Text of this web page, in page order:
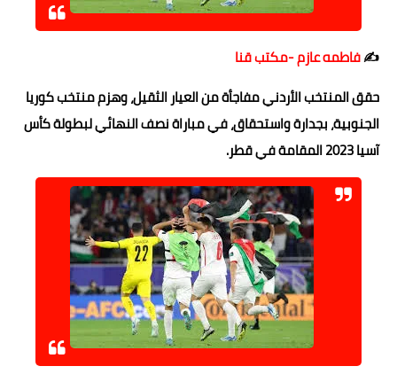
حوادث وقضايا
الصحه والجمال
فن المطبخ
مقالات
✍️فاطمه عازم -مكتب قنا
حقق المنتخب الأردني مفاجأة من العيار الثقيل، وهزم منتخب كوريا
الجنوبية، بجدارة واستحقاق، في مباراة نصف النهائي لبطولة كأس
آسيا 2023 المقامة في قطر.